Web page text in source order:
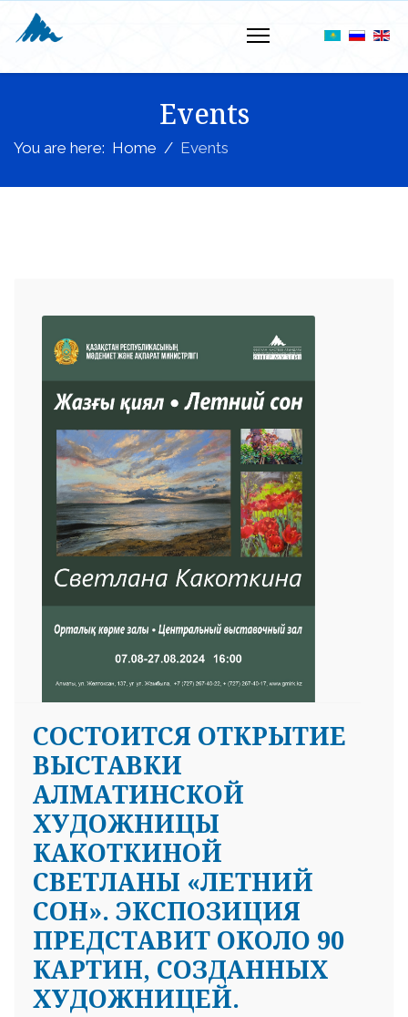
Events
You are here: Home Events
CОСТОИТСЯ ОТКРЫТИЕ
ВЫСТАВКИ
АЛМАТИНСКОЙ
ХУДОЖНИЦЫ
КАКОТКИНОЙ
СВЕТЛАНЫ «ЛЕТНИЙ
СОН». ЭКСПОЗИЦИЯ
ПРЕДСТАВИТ ОКОЛО 90
КАРТИН, СОЗДАННЫХ
ХУДОЖНИЦЕЙ.